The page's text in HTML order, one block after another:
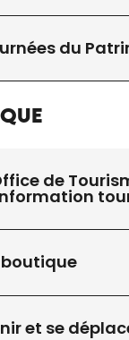
du
de
boutique
et se